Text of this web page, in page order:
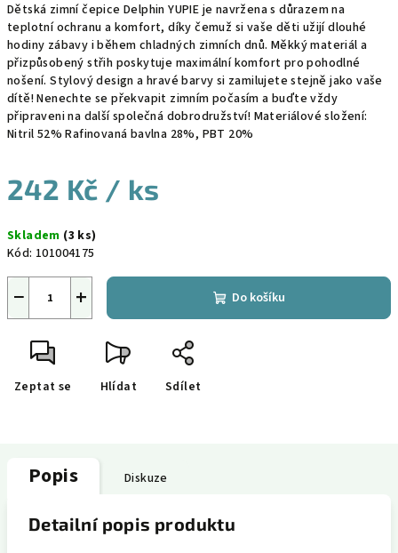
Dětská zimní čepice Delphin YUPIE je navržena s důrazem na
teplotní ochranu a komfort, díky čemuž si vaše děti užijí dlouhé
hodiny zábavy i během chladných zimních dnů. Měkký materiál a
přizpůsobený střih poskytuje maximální komfort pro pohodlné
nošení. Stylový design a hravé barvy si zamilujete stejně jako vaše
dítě! Nenechte se překvapit zimním počasím a buďte vždy
připraveni na další společná dobrodružství! Materiálové složení:
Nitril 52% Rafinovaná bavlna 28%, PBT 20%
242 Kč / ks
cena:
Skladem (3 ks)
Kód: 101004175
+
− Do košíku
Zeptat se Hlídat Sdílet
Popis Diskuze
Detailní popis produktu